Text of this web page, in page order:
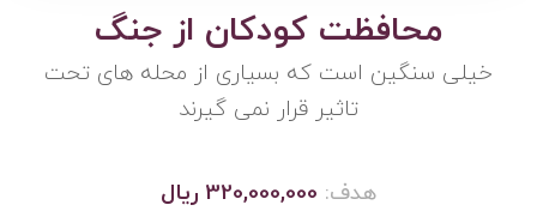
محافظت کودکان از جنگ
خیلی سنگین است که بسیاری از محله های تحت
تاثیر قرار نمی گیرند
هدف: 320,000,000 ریال